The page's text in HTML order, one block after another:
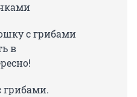
с грибами
в
грибами.